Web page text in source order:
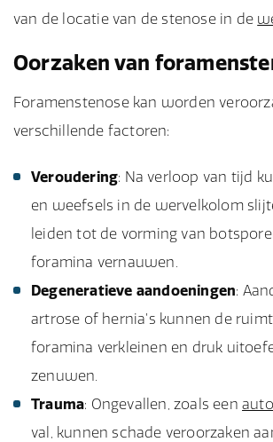
van de locatie van de stenose in de
Oorzaken van
Foramenstenose kan worden
verschillende factoren:
Veroudering: Na verloop van tijd
en weefsels in de wervelkolom
leiden tot de vorming van
foramina vernauwen.
Degeneratieve aandoeningen:
artrose of hernia’s kunnen de
foramina verkleinen en druk
zenuwen.
Trauma: Ongevallen, zoals een
val, kunnen schade veroorzaken